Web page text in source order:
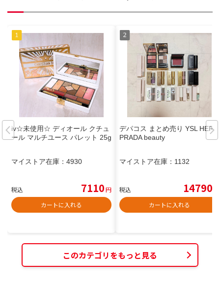
iv☆未使用☆ ディオール クチュ
ール マルチユース パレット 25g
マイストア在庫： 4930
税込 7110円
カートに入れる
デパコス まとめ売り YSL HERA
PRADA beauty
マイストア在庫： 1132
税込 14790
カートに入れる
このカテゴリをもっと見る